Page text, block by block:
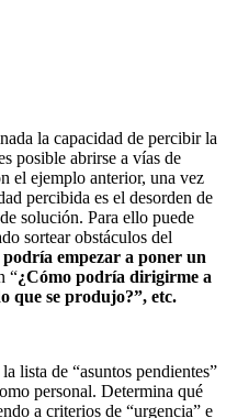
la capacidad de percibir la
posible abrirse a vías de
el ejemplo anterior, una vez
percibida es el desorden de
solución. Para ello puede
sortear obstáculos del
empezar a poner un
“¿Cómo podría dirigirme a
que se produjo?”, etc.
lista de “asuntos pendientes”
personal. Determina qué
a criterios de “urgencia” e